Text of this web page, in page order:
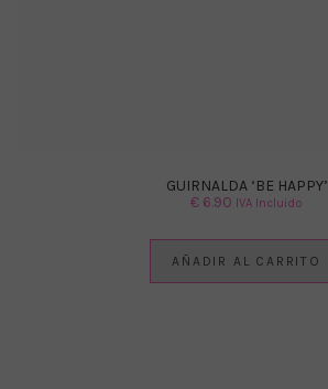
GUIRNALDA ‘BE HAPPY’
€ 6.90 IVA Incluido
AÑADIR AL CARRITO